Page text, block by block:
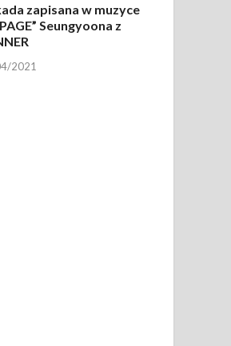
zapisana w muzyce
Seungyoona z
2021